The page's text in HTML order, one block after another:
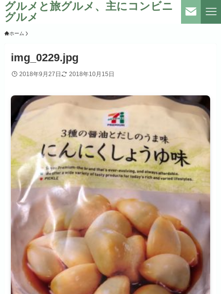
グルメと旅グルメ、主にコンビニ
グルメ
ホーム
img_0229.jpg
2018年9月27日 2018年10月15日